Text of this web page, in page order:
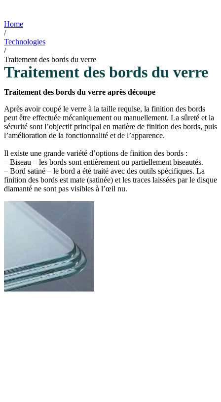
Home
/
Technologies
/
Traitement des bords du verre
Traitement des bords du verre
Traitement des bords du verre après découpe
Après avoir coupé le verre à la taille requise, la finition des bords
peut être effectuée mécaniquement ou manuellement. La sûreté et la
sécurité sont l’objectif principal en matière de finition des bords, puis
l’amélioration de la fonctionnalité et de l’apparence.
Il existe une grande variété d’options de finition des bords :
– Biseau – les bords sont entièrement ou partiellement biseautés.
– Bord satiné – le bord a été traité avec des outils spécifiques. La
finition des bords est mate (satinée) et les traces laissées par le disque
diamanté ne sont pas visibles à l’œil nu.